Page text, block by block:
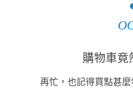
購物車竟
再忙，也記得買點甚